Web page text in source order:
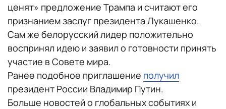
ценят» предложение Трампа и считают его
признанием заслуг президента Лукашенко.
Сам же белорусский лидер положительно
воспринял идею и заявил о готовности принять
участие в Совете мира.
Ранее подобное приглашение получил
президент России Владимир Путин.
Больше новостей о глобальных событиях и